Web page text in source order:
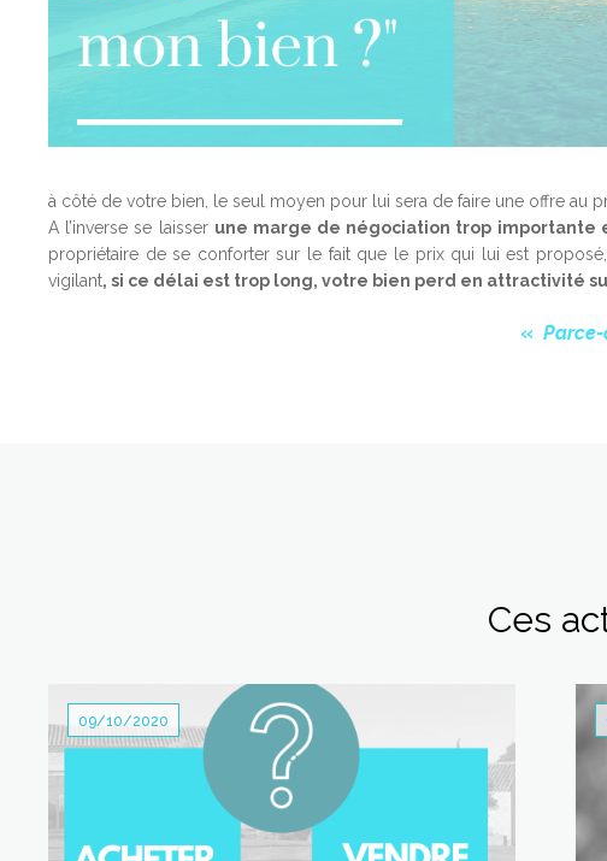
à côté de votre bien, le seul moyen pour lui sera de faire une offre au
A l’inverse se laisser une marge de négociation trop importante
propriétaire de se conforter sur le fait que le prix qui lui est
vigilant, si ce délai est trop long, votre bien perd en attractivité
« Parce-
Ces
09/10/2020